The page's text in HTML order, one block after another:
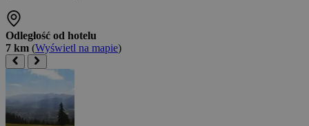
Odległość od hotelu
7 km (Wyświetl na mapie)